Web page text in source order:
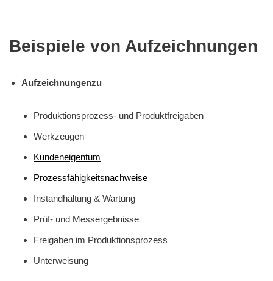
Beispiele von Aufzeichnungen
Aufzeichnungenzu
Produktionsprozess- und Produktfreigaben
Werkzeugen
Kundeneigentum
Prozessfähigkeitsnachweise
Instandhaltung & Wartung
Prüf- und Messergebnisse
Freigaben im Produktionsprozess
Unterweisung